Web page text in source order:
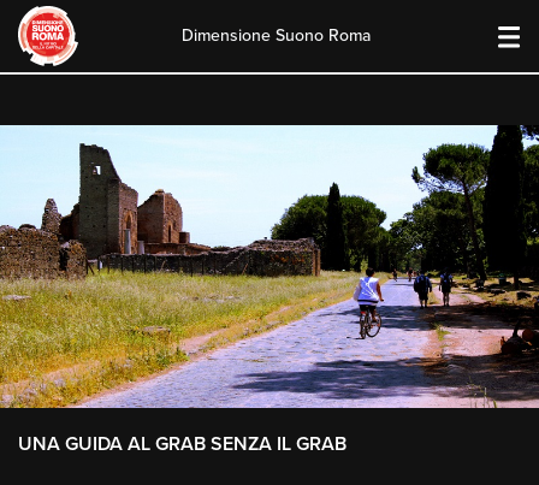
content
Dimensione Suono Roma
UNA GUIDA AL GRAB SENZA IL GRAB